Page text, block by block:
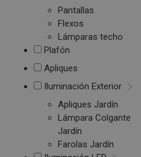
Pantallas
Flexos
Lámparas techo
Plafón
Apliques
Iluminación Exterior
Apliques Jardín
Lámpara Colgante
Jardín
Farolas Jardín